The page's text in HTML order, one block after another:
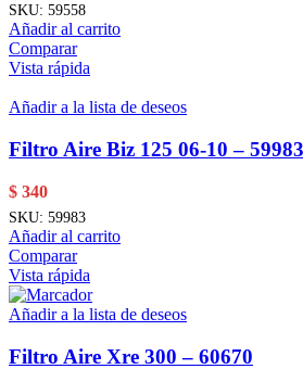
SKU: 59558
Añadir al carrito
Comparar
Vista rápida
Añadir a la lista de deseos
Filtro Aire Biz 125 06-10 – 59983
$ 340
SKU: 59983
Añadir al carrito
Comparar
Vista rápida
Añadir a la lista de deseos
Filtro Aire Xre 300 – 60670